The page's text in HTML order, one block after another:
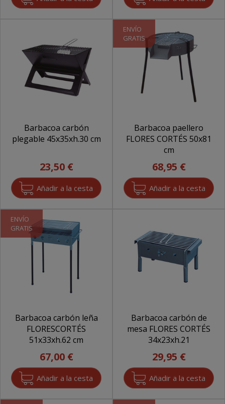
Barbacoa carbón
plegable 45x35xh.30 cm
23,50 €
ENVÍO
GRATIS
Barbacoa paellero
FLORES CORTÉS 50x81
cm
68,95 €
ENVÍO
GRATIS
Barbacoa carbón leña
FLORESCORTÉS
51x33xh.62 cm
67,00 €
Barbacoa carbón de
mesa FLORES CORTÉS
34x23xh.21
29,95 €